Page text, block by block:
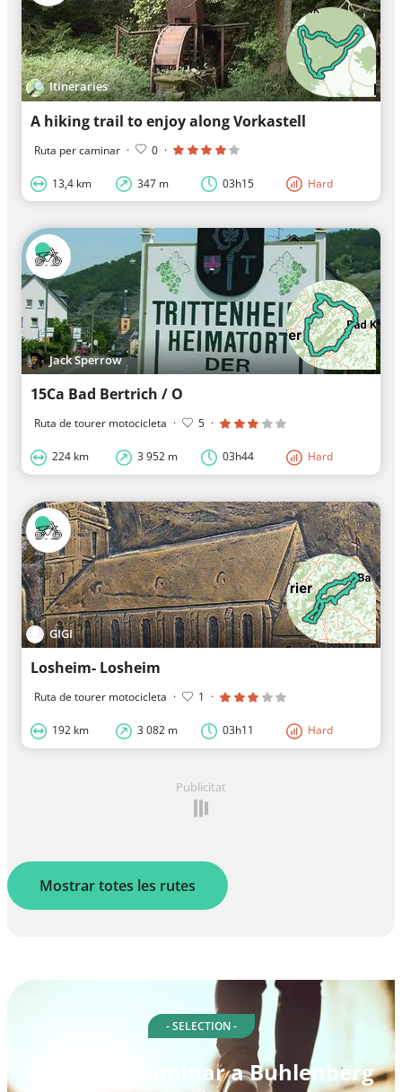
Itineraries
A hiking trail to enjoy along Vorkastell
Ruta per caminar · 0 ·
13,4 km 347 m 03h15 Hard
Jack Sperrow
15Ca Bad Bertrich / O
Ruta de tourer motocicleta · 5 ·
224 km 3 952 m 03h44 Hard
GIGI
Losheim- Losheim
Ruta de tourer motocicleta · 1 ·
192 km 3 082 m 03h11 Hard
Publicitat
Mostrar totes les rutes
- SELECTION -
Rutes per caminar a Buhlenberg